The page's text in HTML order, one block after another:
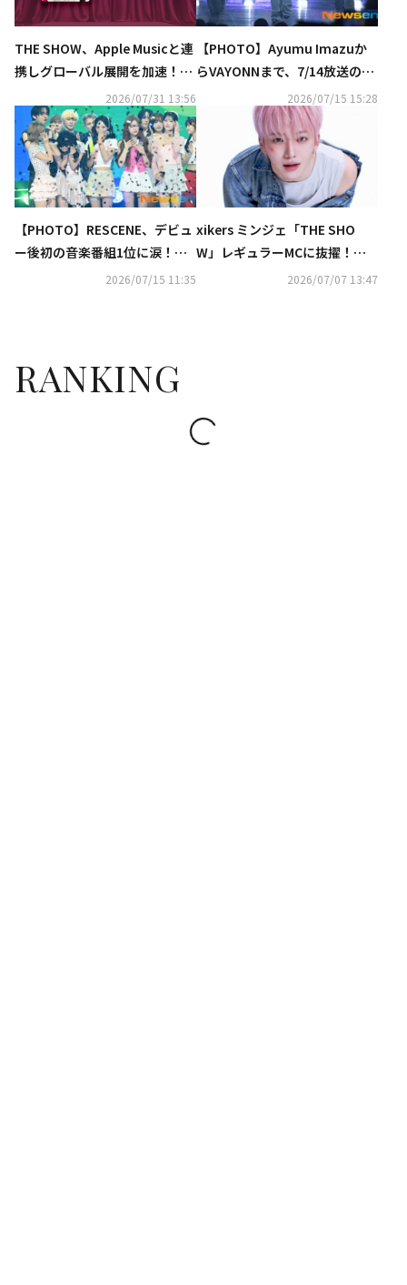
THE SHOW、Apple Musicと連
携しグローバル展開を加速！RE
SCENE、デビュー後初の音楽番
組1位獲得を後押し
2026/07/31 13:56
【PHOTO】Ayumu Imazuか
らVAYONNまで、7/14放送の
「THE SHOW」に出演2026/07/15 15:28
【PHOTO】RESCENE、デビュ
ー後初の音楽番組1位に涙！「T
HE SHOW」で先輩KARAに感謝
2026/07/15 11:35
xikers ミンジェ「THE SHO
W」レギュラーMCに抜擢！活
2026/07/07 13:47
RANKING